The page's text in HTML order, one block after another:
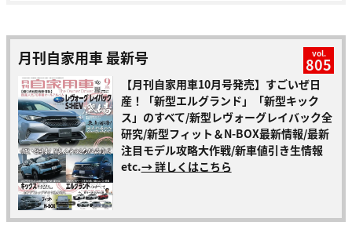
月刊自家用車 最新号 vol.
805
【月刊自家用車10月号発売】すごいぜ日
産！「新型エルグランド」「新型キック
ス」のすべて/新型レヴォーグレイバック全
研究/新型フィット＆N-BOX最新情報/最新
注目モデル攻略大作戦/新車値引き生情報
etc.→ 詳しくはこちら